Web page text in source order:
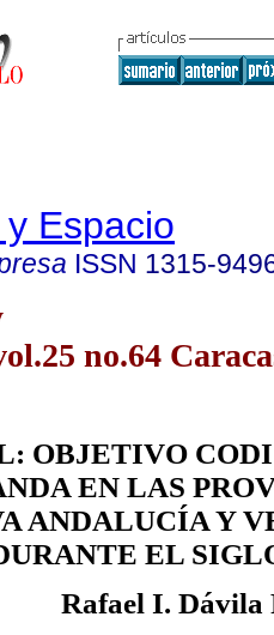
Espacio
ISSN 1315-
no.64
OBJETIVO
EN LAS
ANDALUCÍA Y
EL
Rafael I. Dávila